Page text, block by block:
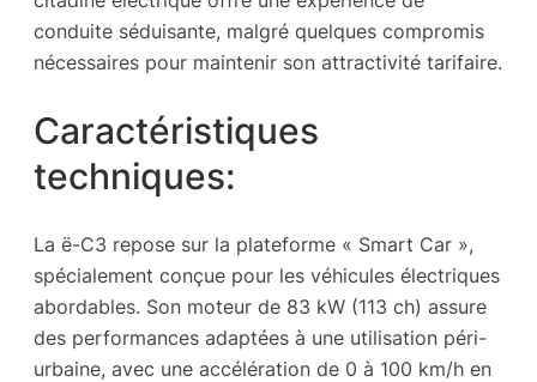
conduite séduisante, malgré quelques compromis
nécessaires pour maintenir son attractivité tarifaire.
Caractéristiques
techniques:
La ë-C3 repose sur la plateforme « Smart Car »,
spécialement conçue pour les véhicules électriques
abordables. Son moteur de 83 kW (113 ch) assure
des performances adaptées à une utilisation péri-
urbaine, avec une accélération de 0 à 100 km/h en